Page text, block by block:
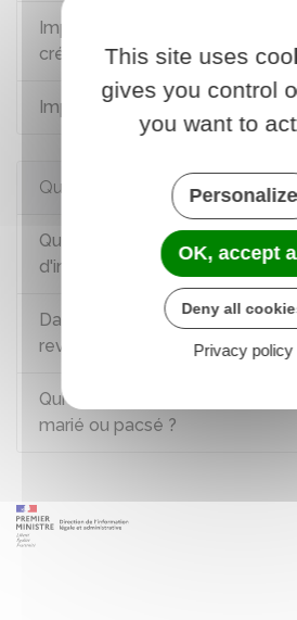
Impôt sur le revenu :
crédits d'impôt
Impôt sur le revenu : calcul et
Questions ? Réponses !
Quel est le délai de réclamation
d'impôts ?
Dans quel délai un supplément
revenu peut-il être réclamé ?
Qui doit régler les dettes
marié ou pacsé ?
This site uses
gives you control
you want to
Personalize
OK, accept all
Deny all
Privacy policy